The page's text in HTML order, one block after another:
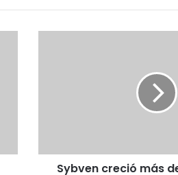
Sybven creció más